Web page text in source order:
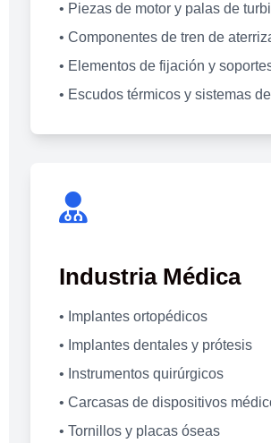
• Piezas de motor y palas de
• Componentes de tren de
• Elementos de fijación y
• Escudos térmicos y sistemas
Industria Médica
• Implantes ortopédicos
• Implantes dentales y prótesis
• Instrumentos quirúrgicos
• Carcasas de dispositivos
• Tornillos y placas óseas